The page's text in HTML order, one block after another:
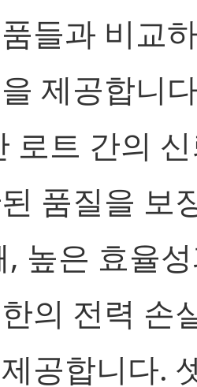
들과 비교
제공합니
로트 간의
품질을 보
, 높은 효율
의 전력 손
공합니다.